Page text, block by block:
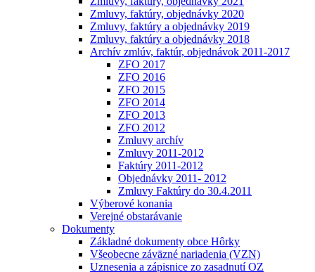
Zmluvy, faktúry, objednávky 2020
Zmluvy, faktúry a objednávky 2019
Zmluvy, faktúry a objednávky 2018
Archív zmlúv, faktúr, objednávok 2011-2017
ZFO 2017
ZFO 2016
ZFO 2015
ZFO 2014
ZFO 2013
ZFO 2012
Zmluvy archív
Zmluvy 2011-2012
Faktúry 2011-2012
Objednávky 2011- 2012
Zmluvy Faktúry do 30.4.2011
Výberové konania
Verejné obstarávanie
Dokumenty
Základné dokumenty obce Hôrky
Všeobecne záväzné nariadenia (VZN)
Uznesenia a zápisnice zo zasadnutí OZ